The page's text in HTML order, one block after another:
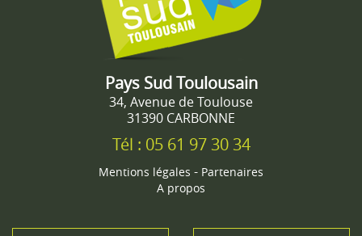
Pays Sud Toulousain
34, Avenue de Toulouse
31390 CARBONNE
Tél : 05 61 97 30 34
Mentions légales - Partenaires
A propos